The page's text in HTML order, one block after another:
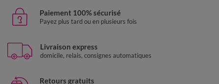
Paiement 100% sécurisé
Payez plus tard ou en plusieurs fois
Livraison express
domicile, relais, consignes automatiques
Retours gratuits